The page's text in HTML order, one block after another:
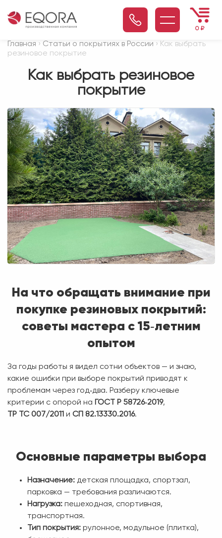
0 ₽
Главная › Статьи о покрытиях в России › Как выбрать
резиновое покрытие
Как выбрать резиновое
покрытие
На что обращать внимание при
покупке резиновых покрытий:
советы мастера с 15‑летним
опытом
За годы работы я видел сотни объектов — и знаю,
какие ошибки при выборе покрытий приводят к
проблемам через год‑два. Разберу ключевые
критерии с опорой на ГОСТ Р 58726‑2019,
ТР ТС 007/2011 и СП 82.13330.2016.
Основные параметры выбора
Назначение: детская площадка, спортзал,
парковка — требования различаются.
Нагрузка: пешеходная, спортивная,
транспортная.
Тип покрытия: рулонное, модульное (плитка),